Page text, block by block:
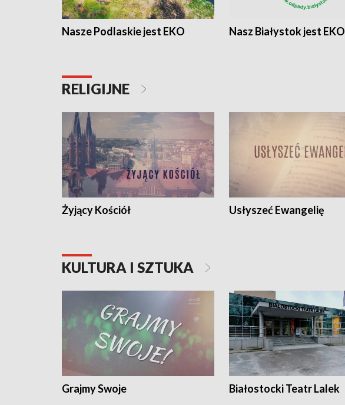
Nasze Podlaskie jest EKO Nasz Białystok jest EKO
RELIGIJNE
Żyjący Kościół Usłyszeć Ewangelię
KULTURA I SZTUKA
Grajmy Swoje Białostocki Teatr Lalek